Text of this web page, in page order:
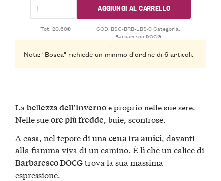
AGGIUNGI AL CARRELLO
Tot: 20.60€ COD: BSC-BRB-LBS-0Categoria:
Barbaresco DOCG
Nota: "Bosca" richiede un minimo d'ordine di 6 articoli.
Labellezza dell’invernoè proprio nelle sue sere.
Nelle sueore più fredde, buie, scontrose.
A casa, nel tepore di unacena tra amici, davanti
alla fiamma viva di un camino. È lì che un calice di
Barbaresco DOCGtrova la sua massima
espressione.